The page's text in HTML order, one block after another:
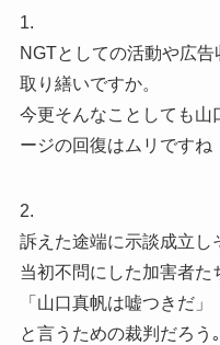
1.
NGTとしての活動や広
取り繕いですか。
今更そんなことしても山
ージの回復はムリですね
2.
訴えた途端に示談成立し
当初不問にした加害者た
「山口真帆は嘘つきだ」
と言うための裁判だろう｡